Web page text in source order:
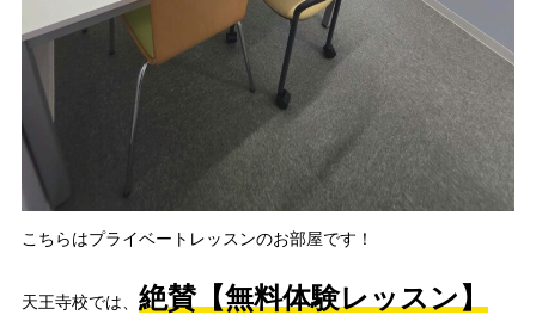
こちらはプライベートレッスンのお部屋です！
天王寺校では、 絶賛【無料体験レッスン】